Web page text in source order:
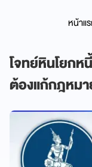
หน้าแ
โจทย์หินโยกห
ต้องแก้กฎหม